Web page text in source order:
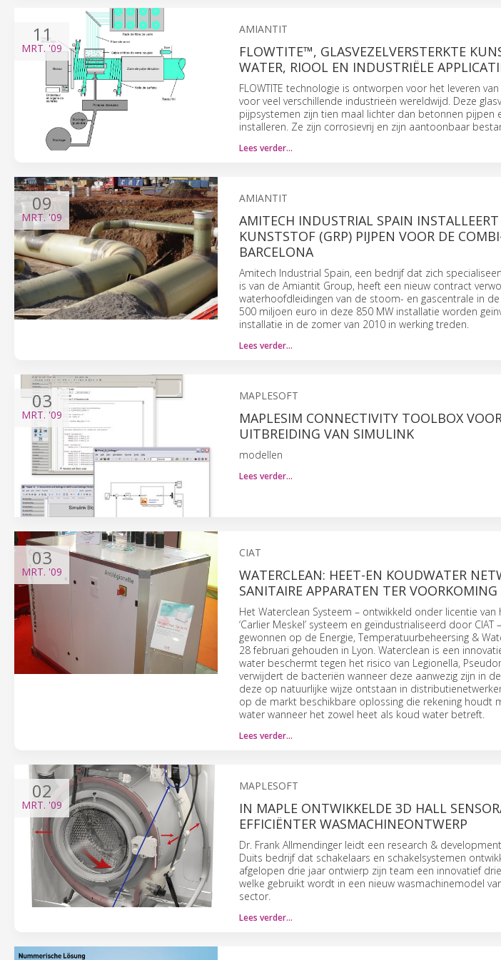
11
MRT.'09
AMIANTIT
FLOWTITE™, GLASVEZELVERSTERKTE
WATER, RIOOL EN INDUSTRIËLE
FLOWTITE technologie is ontworpen voor het leveren
voor veel verschillende industrieën wereldwijd. Deze
pijpsystemen zijn tien maal lichter dan betonnen pijpen
installeren. Ze zijn corrosievrij en zijn aantoonbaar
Lees verder…
09
MRT. '09
AMIANTIT
AMITECH INDUSTRIAL SPAIN INSTALLEERT
KUNSTSTOF (GRP) PIJPEN VOOR DE
BARCELONA
Amitech Industrial Spain, een bedrijf dat zich
is van de Amiantit Group, heeft een nieuw contract
waterhoofdleidingen van de stoom- en gascentrale in
500 miljoen euro in deze 850 MW installatie worden
installatie in de zomer van 2010 in werking treden.
Lees verder…
03
MRT. '09
MAPLESOFT
MAPLESIM CONNECTIVITY TOOLBOX
UITBREIDING VAN SIMULINK
modellen
Lees verder…
03
MRT. '09
CIAT
WATERCLEAN: HEET-EN KOUDWATER
SANITAIRE APPARATEN TER
Het Waterclean Systeem – ontwikkeld onder licentie van
‘Carlier Meskel’ systeem en geïndustrialiseerd door
gewonnen op de Energie, Temperatuurbeheersing &
28 februari gehouden in Lyon. Waterclean is een
water beschermt tegen het risico van Legionella,
verwijdert de bacteriën wanneer deze aanwezig zijn in
deze op natuurlijke wijze ontstaan in
op de markt beschikbare oplossing die rekening houdt
water wanneer het zowel heet als koud water betreft.
Lees verder…
02
MRT. '09
MAPLESOFT
IN MAPLE ONTWIKKELDE 3D HALL
EFFICIËNTER WASMACHINEONTWERP
Dr. Frank Allmendinger leidt een research &
Duits bedrijf dat schakelaars en schakelsystemen
afgelopen drie jaar ontwierp zijn team een innovatief
welke gebruikt wordt in een nieuw wasmachinemodel
sector.
Lees verder…